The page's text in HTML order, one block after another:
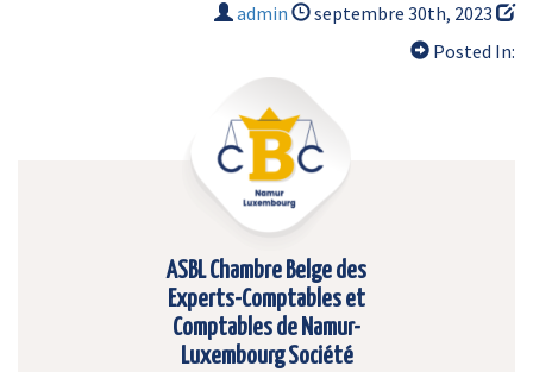
admin
septembre 30th, 2023
Posted In:
ASBL Chambre Belge des
Experts-Comptables et
Comptables de Namur-
Luxembourg Société